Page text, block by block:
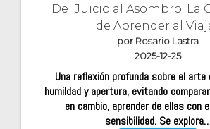
Del Juicio al Asombro: La
de Aprender al
por Rosario Lastra
2025-12-25
Una reflexión profunda sobre el arte
humildad y apertura, evitando
en cambio, aprender de ellas con
sensibilidad. Se